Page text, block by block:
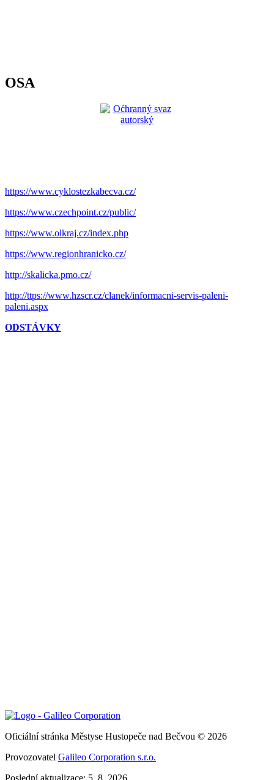
OSA
https://www.cyklostezkabecva.cz/
https://www.czechpoint.cz/public/
https://www.olkraj.cz/index.php
https://www.regionhranicko.cz/
http://skalicka.pmo.cz/
http://ttps://www.hzscr.cz/clanek/informacni-servis-paleni-
paleni.aspx
ODSTÁVKY
Oficiální stránka Městyse Hustopeče nad Bečvou © 2026
Provozovatel Galileo Corporation s.r.o.
Poslední aktualizace: 5. 8. 2026